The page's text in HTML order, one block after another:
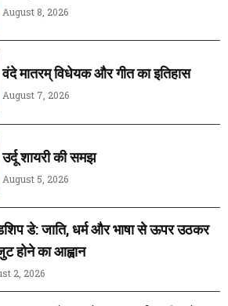
August 8, 2026
वंदे मातरम् विधेयक और गीत का इतिहास
August 7, 2026
उर्दू शायरी की समझ
August 5, 2026
डे: जाति, धर्म और भाषा से ऊपर उठकर
होने का आह्वान
2, 2026